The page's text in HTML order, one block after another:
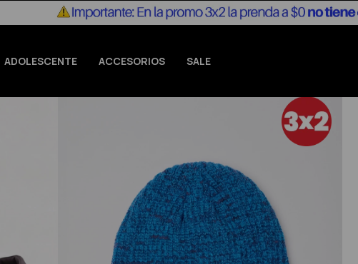
ADOLESCENTE ACCESORIOS SALE